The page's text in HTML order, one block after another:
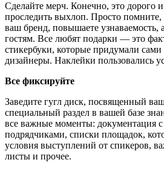
Сделайте мерч. Конечно, это дорого и
проследить выхлоп. Просто помните,
ваш бренд, повышаете узнаваемость,
гостям. Все любят подарки — это
стикербуки, которые придумали
дизайнеры. Наклейки пользовались
Все фиксируйте
Заведите гугл диск, посвященный
специальный раздел в вашей базе
все важные моменты: документация
подрядчиками, списки площадок,
условия выступлений от спикеров,
листы и прочее.